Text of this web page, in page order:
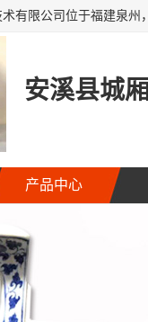
安溪县城
产品中心